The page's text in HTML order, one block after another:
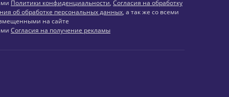
Политики конфиденциальности, Согласия на обработку
об обработке персональных данных, а так же со всеми
на сайте
Согласия на получение рекламы